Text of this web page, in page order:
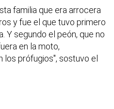
familia que era arrocera
y fue el que tuvo primero
Y segundo el peón, que no
en la moto,
prófugios", sostuvo el